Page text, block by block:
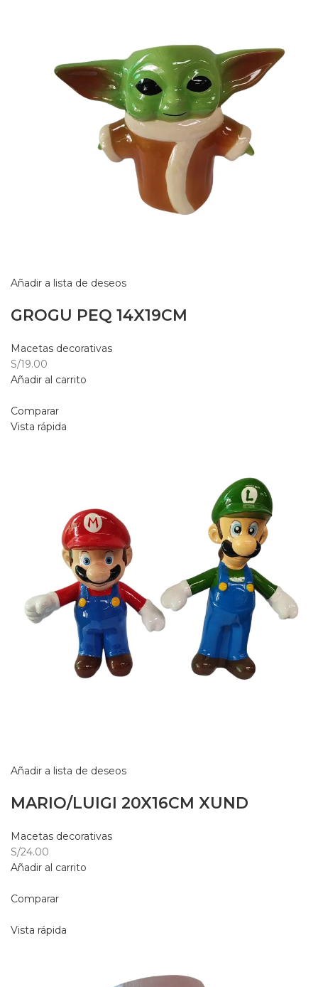
Añadir a lista de deseos
GROGU PEQ 14X19CM
Macetas decorativas
S/19.00
Añadir al carrito
Comparar
Vista rápida
Añadir a lista de deseos
MARIO/LUIGI 20X16CM XUND
Macetas decorativas
S/24.00
Añadir al carrito
Comparar
Vista rápida